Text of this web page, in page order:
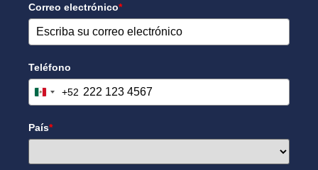
Correo electrónico*
Teléfono
Mexico +52
+52
País*